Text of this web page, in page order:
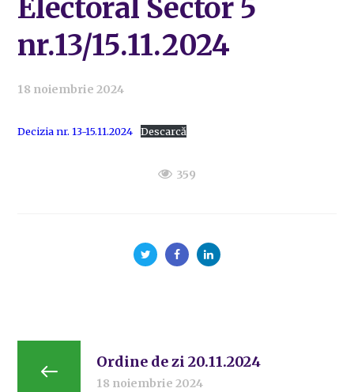
Electoral Sector 5
nr.13/15.11.2024
18 noiembrie 2024
Decizia nr. 13-15.11.2024 Descarcă
359
Ordine de zi 20.11.2024
18 noiembrie 2024